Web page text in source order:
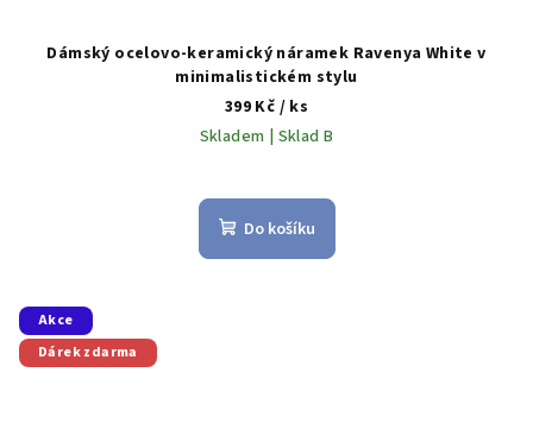
Dámský ocelovo-keramický náramek Ravenya White v
minimalistickém stylu
399 Kč / ks
Skladem | Sklad B
Do košíku
Akce
Dárek zdarma